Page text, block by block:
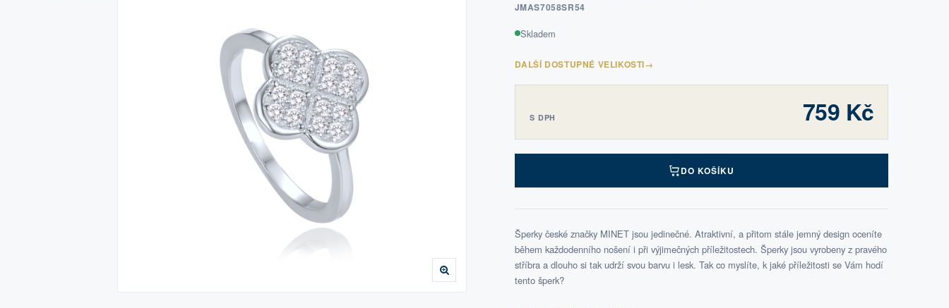
JMAS7058SR54
Skladem
DALŠÍ DOSTUPNÉ VELIKOSTI→
S DPH 759 Kč
DO KOŠÍKU
Šperky české značky MINET jsou jedinečné. Atraktivní, a přitom stále jemný design oceníte
během každodenního nošení i při výjimečných příležitostech. Šperky jsou vyrobeny z pravého
stříbra a dlouho si tak udrží svou barvu i lesk. Tak co myslíte, k jaké příležitosti se Vám hodí
tento šperk?